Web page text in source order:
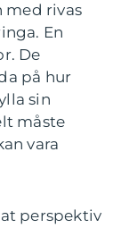
med rivas
En
De
på hur
sin
måste
vara
perspektiv